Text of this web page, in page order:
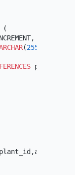
(
(255
plants(id)